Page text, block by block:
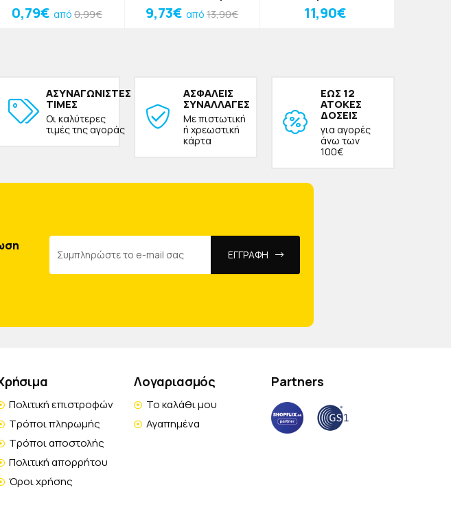
Τιρκουάζ 16x3.3x2cm
0,79€ από0,99€
15x20cm
9,73€ από13,90€
Σημύδα 16x25x3cm
11,90€
ΑΣΥΝΑΓΩΝΙΣΤΕΣ
ΤΙΜΕΣ
Οι καλύτερες
τιμές της αγοράς
ΑΣΦΑΛΕΙΣ
ΣΥΝΑΛΛΑΓΕΣ
Με πιστωτική
ή χρεωστική
κάρτα
ΕΩΣ 12
ΑΤΟΚΕΣ
ΔΟΣΕΙΣ
για αγορές
άνω των
100€
ΕΓΓΡΑΦΗ
Πολιτική επιστροφών
Τρόποι πληρωμής
Τρόποι αποστολής
Πολιτική απορρήτου
Όροι χρήσης
Λογαριασμός
Το καλάθι μου
Αγαπημένα
Partners